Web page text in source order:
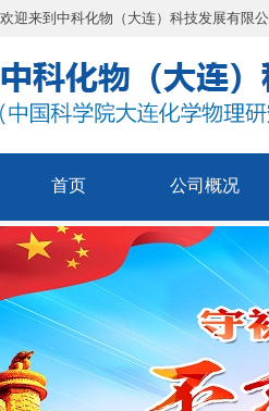
欢迎来到中科化物（大连）科技发展有限
首页 公司概况